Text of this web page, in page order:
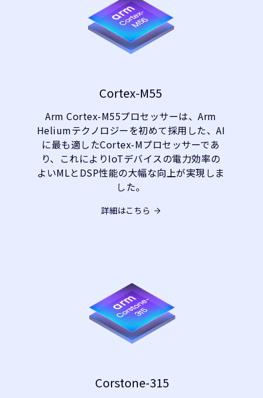
Cortex-M55
Arm Cortex-M55プロセッサーは、Arm
Heliumテクノロジーを初めて採用した、AI
に最も適したCortex-Mプロセッサーであ
り、これによりIoTデバイスの電力効率の
よいMLとDSP性能の大幅な向上が実現しま
した。
詳細はこちら
Corstone-315